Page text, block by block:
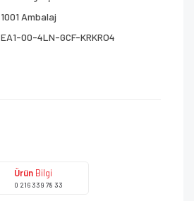
1001 Ambalaj
EA1-00-4LN-GCF-KRKRO4
Ürün Bilgi
0 216 339 78 33